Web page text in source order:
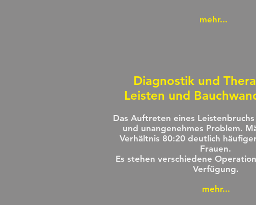
mehr...
Diagnostik und
Leisten und
Das Auftreten eines
und unangenehmes Problem.
Verhältnis 80:20 deutlich
Frauen.
Es stehen verschiedene
Verfügung.
mehr...